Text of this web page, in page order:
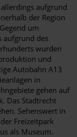
aufgrund
der Region
um
aufgrund des
wurden
und
Autobahn A13
in
gehen auf
Das Stadtrecht
Sehenswert in
Freizeitpark
als Museum.